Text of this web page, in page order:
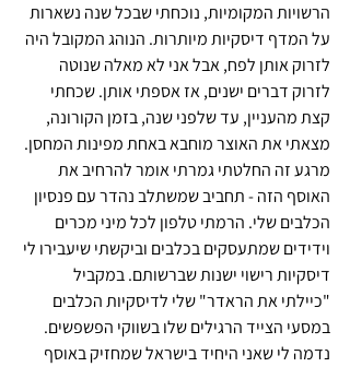
הרשויות המקומיות, נוכחתי שבכל שנה נשארות
על המדף דיסקיות מיותרות. הנוהג המקובל היה
לזרוק אותן לפח, אבל אני לא מאלה שנוטה
לזרוק דברים ישנים, אז אספתי אותן. שכחתי
קצת מהעניין, עד שלפני שנה, בזמן הקורונה,
מצאתי את האוצר מוחבא באחת מפינות המחסן.
מרגע זה החלטתי גמרתי אומר להרחיב את
האוסף הזה - תחביב שמשתלב נהדר עם פנסיון
הכלבים שלי. הרמתי טלפון לכל מיני מכרים
וידידים שמתעסקים בכלבים וביקשתי שיעבירו לי
דיסקיות רישוי ישנות שברשותם. במקביל
"כיילתי את הראדר" שלי לדיסקיות הכלבים
במסעי הצייד הרגילים שלו בשווקי הפשפשים.
נדמה לי שאני היחיד בישראל שמחזיק באוסף